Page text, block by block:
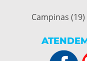
Campinas